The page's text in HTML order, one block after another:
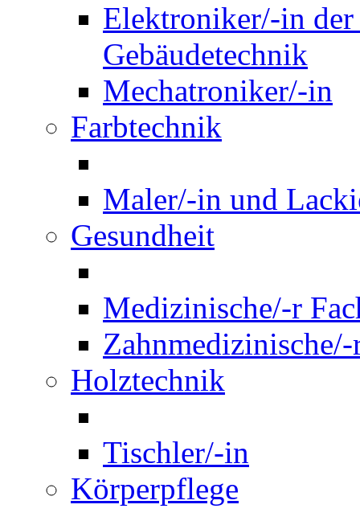
Elektroniker/-in
Gebäudetechnik
Mechatroniker/-in
Farbtechnik
Maler/-in und
Gesundheit
Medizinische/-r
Holztechnik
Tischler/-in
Körperpflege